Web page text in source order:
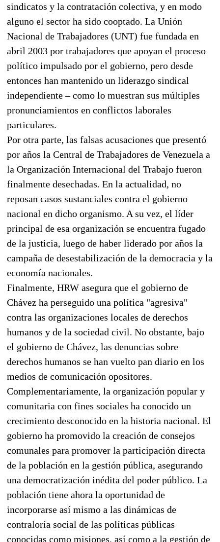
sindicatos y la contratación colectiva, y en modo
alguno el sector ha sido cooptado. La Unión
Nacional de Trabajadores (UNT) fue fundada en
abril 2003 por trabajadores que apoyan el proceso
político impulsado por el gobierno, pero desde
entonces han mantenido un liderazgo sindical
independiente – como lo muestran sus múltiples
pronunciamientos en conflictos laborales
particulares.
Por otra parte, las falsas acusaciones que presentó
por años la Central de Trabajadores de Venezuela a
la Organización Internacional del Trabajo fueron
finalmente desechadas. En la actualidad, no
reposan casos sustanciales contra el gobierno
nacional en dicho organismo. A su vez, el líder
principal de esa organización se encuentra fugado
de la justicia, luego de haber liderado por años la
campaña de desestabilización de la democracia y la
economía nacionales.
Finalmente, HRW asegura que el gobierno de
Chávez ha perseguido una política "agresiva"
contra las organizaciones locales de derechos
humanos y de la sociedad civil. No obstante, bajo
el gobierno de Chávez, las denuncias sobre
derechos humanos se han vuelto pan diario en los
medios de comunicación opositores.
Complementariamente, la organización popular y
comunitaria con fines sociales ha conocido un
crecimiento desconocido en la historia nacional. El
gobierno ha promovido la creación de consejos
comunales para promover la participación directa
de la población en la gestión pública, asegurando
una democratización inédita del poder público. La
población tiene ahora la oportunidad de
incorporarse así mismo a las dinámicas de
contraloría social de las políticas públicas
conocidas como misiones, así como a la gestión de